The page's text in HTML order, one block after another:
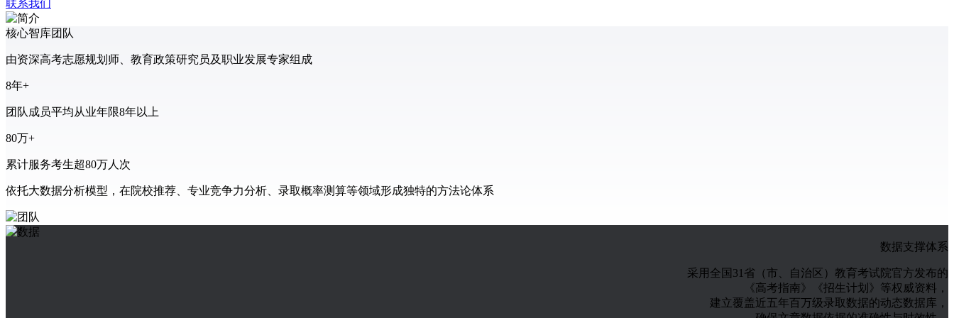
联系我们
核心智库团队
由资深高考志愿规划师、教育政策研究员及职业发展专家组成
8年+
团队成员平均从业年限8年以上
80万+
累计服务考生超80万人次
依托大数据分析模型，在院校推荐、专业竞争力分析、录取概率测算等领域形成独特的方法论体系
数据支撑体系
采用全国31省（市、自治区）教育考试院官方发布的
《高考指南》《招生计划》等权威资料，
建立覆盖近五年百万级录取数据的动态数据库，